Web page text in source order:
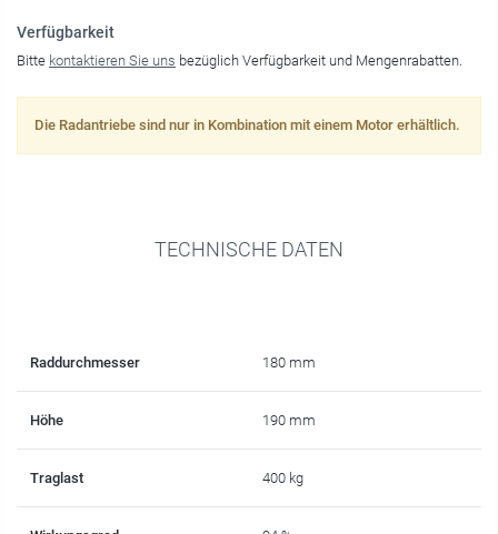
Verfügbarkeit
Bitte kontaktieren Sie uns bezüglich Verfügbarkeit und Mengenrabatten.
Die Radantriebe sind nur in Kombination mit einem Motor erhältlich.
TECHNISCHE DATEN
Raddurchmesser 180 mm
Höhe 190 mm
Traglast 400 kg